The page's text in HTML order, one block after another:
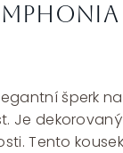
šperk
Tento